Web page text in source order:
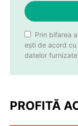
Prin bifarea
ești de acord
datelor
PROFITĂ